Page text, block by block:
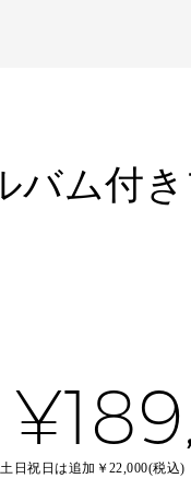
バム付き
土日祝日は追加￥22,000(税込)